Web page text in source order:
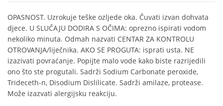
OPASNOST. Uzrokuje teške ozljede oka. Čuvati izvan dohvata
djece. U SLUČAJU DODIRA S OČIMA: oprezno ispirati vodom
nekoliko minuta. Odmah nazvati CENTAR ZA KONTROLU
OTROVANJA/liječnika. AKO SE PROGUTA: isprati usta. NE
izazivati povraćanje. Popijte malo vode kako biste razrijedili
ono što ste progutali. Sadrži Sodium Carbonate peroxide,
Trideceth-n, Disodium Dislilicate. Sadrži amilaze, protease.
Može izazvati alergijsku reakciju.